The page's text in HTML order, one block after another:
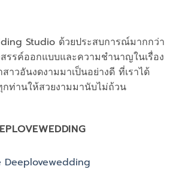
Studio ด้วยประสบการณ์มากกว่า
รรค์ออกแบบและความชำนาญในเรื่อง
าวอันงดงามมาเป็นอย่างดี ที่เราได้
กท่านให้สวยงามมานับไม่ถ้วน